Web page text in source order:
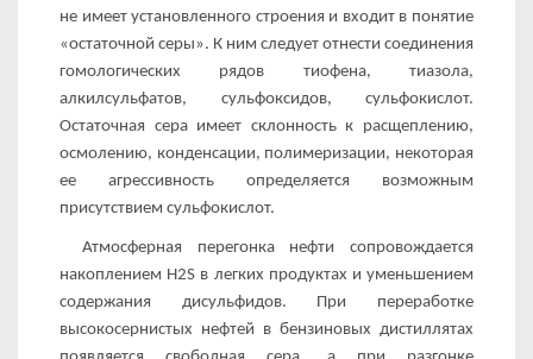
не имеет установленного строения и входит в понятие
«остаточной серы». К ним следует отнести соединения
гомоло­гических рядов тиофена, тиазола,
алкилсульфатов, сульфоксидов, сульфокислот.
Остаточная сера имеет склонность к рас­щеплению,
осмолению, конденсации, полимеризации, некоторая
ее агрессивность определяется возможным
присутствием суль­фокислот.
Атмосферная перегонка нефти сопровождается
накоплением H2S в легких продуктах и уменьшением
содержания дисуль­фидов. При переработке
высокосернистых нефтей в бензиновых дистиллятах